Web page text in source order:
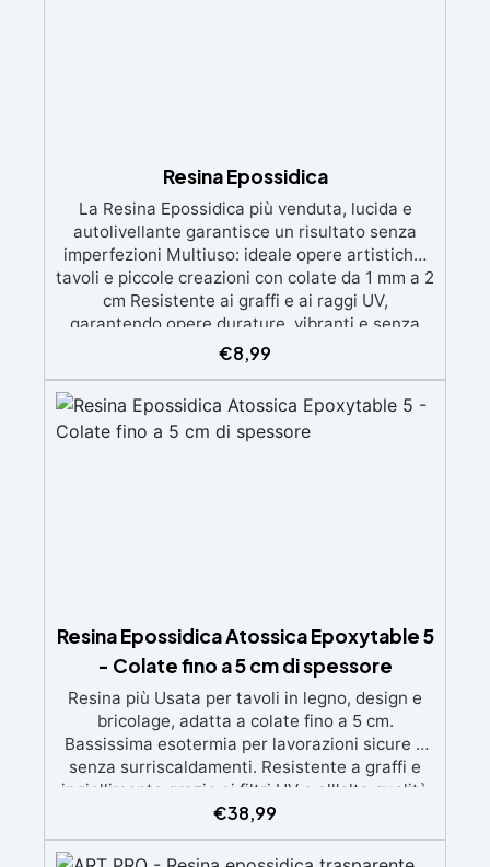
Resina Epossidica
La Resina Epossidica più venduta, lucida e
autolivellante garantisce un risultato senza
imperfezioni Multiuso: ideale opere artistiche,
tavoli e piccole creazioni con colate da 1 mm a 2
cm Resistente ai graffi e ai raggi UV,
garantendo opere durature, vibranti e senza
ingiallimenti nel tempo Bassa viscosità e
formula anti-bolle per risultati impeccabili,
Certificata Atossica post catalisi per contatto
con la pelle, BPA free e VoC Free
€8,99
Resina Epossidica Atossica Epoxytable 5
- Colate fino a 5 cm di spessore
Resina più Usata per tavoli in legno, design e
bricolage, adatta a colate fino a 5 cm.
Bassissima esotermia per lavorazioni sicure e
senza surriscaldamenti. Resistente a graffi e
ingiallimento grazie ai filtri UV e all'alta qualità
meccanica. Bassa viscosità per eliminare bolle
d'aria e ottenere finiture lisce. Sicura, atossica,
BPA/VOC free e certificata per il contatto
€38,99